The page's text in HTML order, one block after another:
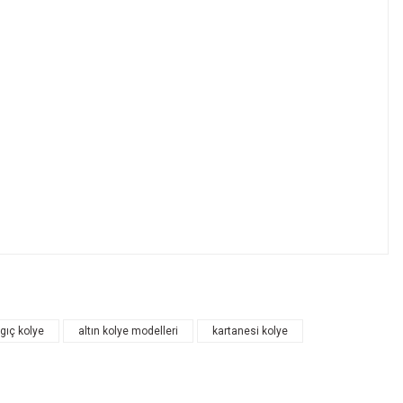
kolye altın kolye modelleri kartanesi kolye